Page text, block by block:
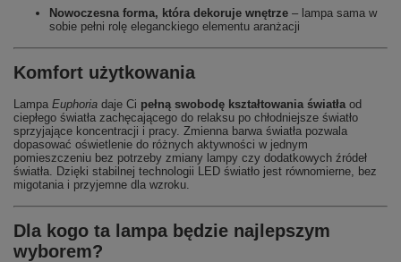
Nowoczesna forma, która dekoruje wnętrze – lampa sama w
sobie pełni rolę eleganckiego elementu aranżacji
Komfort użytkowania
Lampa Euphoria daje Ci pełną swobodę kształtowania światłaod
ciepłego światła zachęcającego do relaksu po chłodniejsze światło
sprzyjające koncentracji i pracy. Zmienna barwa światła pozwala
dopasować oświetlenie do różnych aktywności w jednym
pomieszczeniu bez potrzeby zmiany lampy czy dodatkowych źródeł
światła. Dzięki stabilnej technologii LED światło jest równomierne, bez
migotania i przyjemne dla wzroku.
Dla kogo ta lampa będzie najlepszym
wyborem?